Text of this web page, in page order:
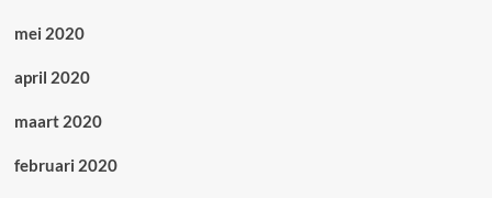
mei 2020
april 2020
maart 2020
februari 2020